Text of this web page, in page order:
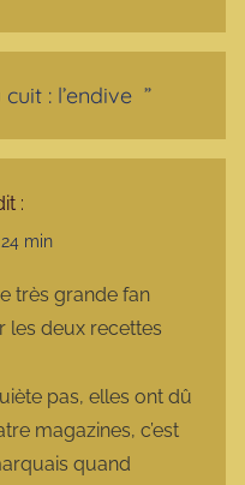
: l’endive ”
:
min
très grande fan
les deux recettes
pas, elles ont dû
magazines, c’est
quand